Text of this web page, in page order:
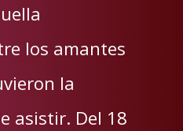
los amantes
la
asistir. Del 18